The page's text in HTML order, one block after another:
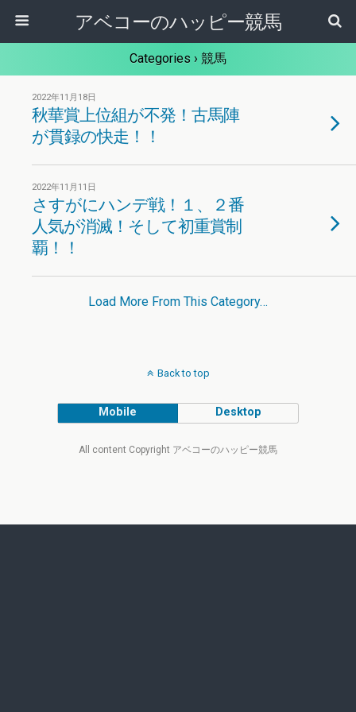
アベコーのハッピー競馬
Categories › 競馬
2022年11月18日
秋華賞上位組が不発！古馬陣
が貫録の快走！！
2022年11月11日
さすがにハンデ戦！１、２番
人気が消滅！そして初重賞制
覇！！
Load More From This Category…
Back to top
Mobile Desktop
All content Copyright アベコーのハッピー競馬